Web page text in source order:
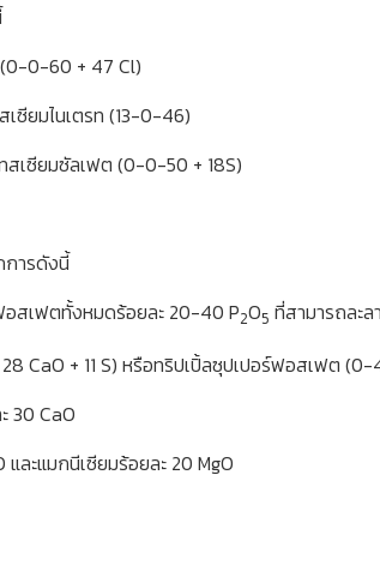
0-60 + 47 Cl)
ซียมไนเตรท (13-0-46)
เซียมซัลเฟต (0-0-50 + 18S)
การดังนี้
สเฟตทั้งหมดร้อยละ 20-40 P2O5 ที่สามารถละ
+ 11 S) หรือทริปเปิ้ลซุปเปอร์ฟอสเฟต (0-
30 CaO
ละแมกนีเซียมร้อยละ 20 MgO